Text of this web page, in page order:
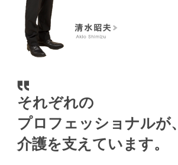
それぞれの
プロフェッショナルが、
介護を支えています。